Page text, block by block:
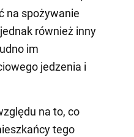
na spożywanie
również inny
im
jedzenia i
na to, co
tego